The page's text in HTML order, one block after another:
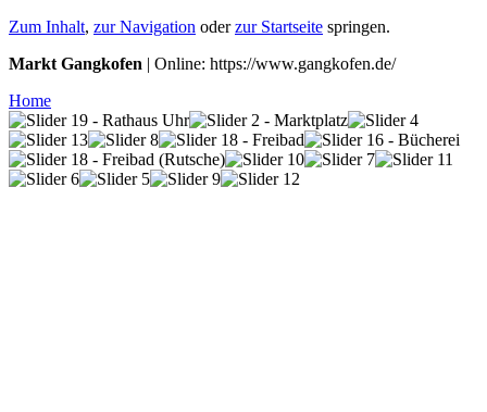
Zum Inhalt, zur Navigation oderzur Startseite springen.
Markt Gangkofen | Online: https://www.gangkofen.de/
Home